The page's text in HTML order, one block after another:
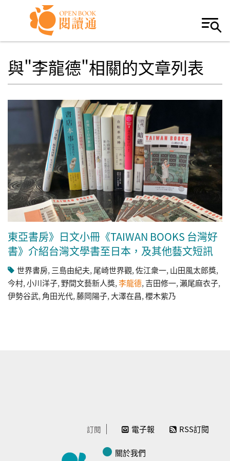
Skip to navigation
移至主內容
與"李龍德"相關的文章列表
東亞書房》日文小冊《TAIWAN BOOKS 台灣好
書》介紹台灣文學書至日本，及其他藝文短訊
世界書房, 三島由紀夫, 尾崎世界觀,佐江衆一, 山田風太郎獎,
今村,小川洋子, 野間文藝新人獎,李龍德, 吉田修一,瀨尾麻衣子,
伊勢谷武, 角田光代,藤岡陽子, 大澤在昌,櫻木紫乃
訂閱 電子報 RSS訂閱
關於我們